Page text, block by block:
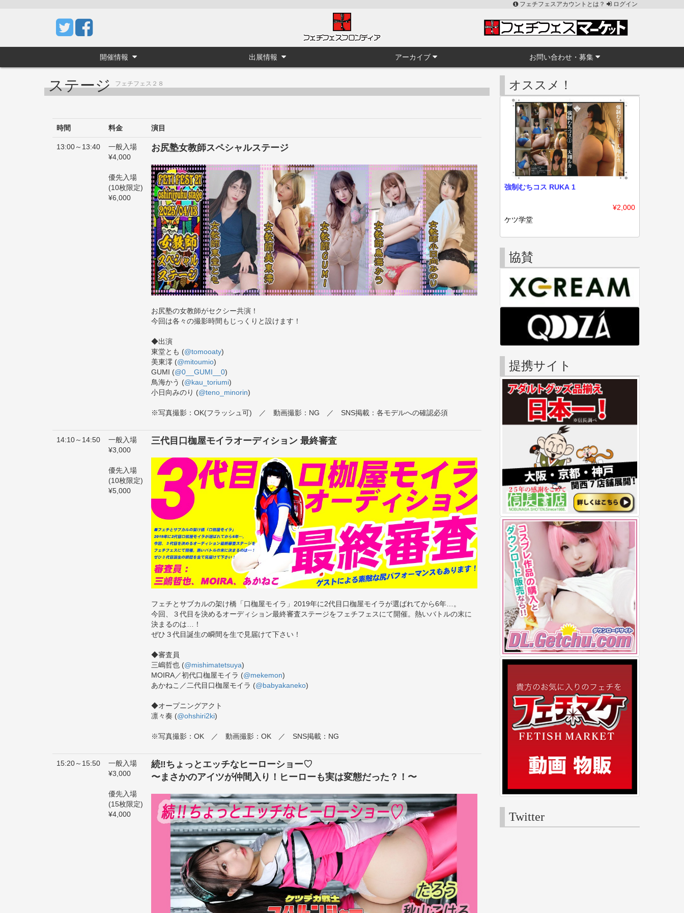
フェチフェスアカウントとは？ ログイン
開催情報 出展情報 アーカイブ お問い合わせ・募集
ステージフェチフェス２８
時間 料金 演目
13:00～13:40
一般入場
¥4,000
優先入場
(10枚限定)
¥6,000
お尻塾女教師スペシャルステージ
お尻塾の女教師がセクシー共演！
今回は各々の撮影時間もじっくりと設けます！
◆出演
東堂とも (@tomooaty)
美東澪 (@mitoumio)
GUMI (@0__GUMI__0)
鳥海かう (@kau_toriumi)
小日向みのり (@teno_minorin)
※写真撮影：OK(フラッシュ可) ／ 動画撮影：NG ／ SNS掲載：各モデルへの確認必須
14:10～14:50
一般入場
¥3,000
優先入場
(10枚限定)
¥5,000
三代目口枷屋モイラオーディション 最終審査
フェチとサブカルの架け橋「口枷屋モイラ」2019年に2代目口枷屋モイラが選ばれてから6年…。
今回、３代目を決めるオーディション最終審査ステージをフェチフェスにて開催。熱いバトルの末に
決まるのは…！
ぜひ３代目誕生の瞬間を生で見届けて下さい！
◆審査員
三嶋哲也 (@mishimatetsuya)
MOIRA／初代口枷屋モイラ (@mekemon)
あかねこ／二代目口枷屋モイラ (@babyakaneko)
◆オープニングアクト
凛々奏 (@ohshiri2ki)
※写真撮影：OK ／ 動画撮影：OK ／ SNS掲載：NG
15:20～15:50
一般入場
¥3,000
優先入場
(15枚限定)
¥4,000
続‼ちょっとエッチなヒーローショー♡
〜まさかのアイツが仲間入り！ヒーローも実は変態だった？！〜
オススメ！
強制むちコス RUKA 1
¥2,000
ケツ学堂
協賛
提携サイト
Twitter